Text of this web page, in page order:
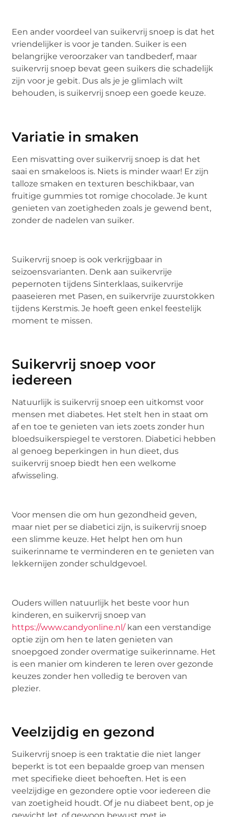
Een ander voordeel van suikervrij snoep is dat het
vriendelijker is voor je tanden. Suiker is een
belangrijke veroorzaker van tandbederf, maar
suikervrij snoep bevat geen suikers die schadelijk
zijn voor je gebit. Dus als je je glimlach wilt
behouden, is suikervrij snoep een goede keuze.
Variatie in smaken
Een misvatting over suikervrij snoep is dat het
saai en smakeloos is. Niets is minder waar! Er zijn
talloze smaken en texturen beschikbaar, van
fruitige gummies tot romige chocolade. Je kunt
genieten van zoetigheden zoals je gewend bent,
zonder de nadelen van suiker.
Suikervrij snoep is ook verkrijgbaar in
seizoensvarianten. Denk aan suikervrije
pepernoten tijdens Sinterklaas, suikervrije
paaseieren met Pasen, en suikervrije zuurstokken
tijdens Kerstmis. Je hoeft geen enkel feestelijk
moment te missen.
Suikervrij snoep voor
iedereen
Natuurlijk is suikervrij snoep een uitkomst voor
mensen met diabetes. Het stelt hen in staat om
af en toe te genieten van iets zoets zonder hun
bloedsuikerspiegel te verstoren. Diabetici hebben
al genoeg beperkingen in hun dieet, dus
suikervrij snoep biedt hen een welkome
afwisseling.
Voor mensen die om hun gezondheid geven,
maar niet per se diabetici zijn, is suikervrij snoep
een slimme keuze. Het helpt hen om hun
suikerinname te verminderen en te genieten van
lekkernijen zonder schuldgevoel.
Ouders willen natuurlijk het beste voor hun
kinderen, en suikervrij snoep van
https://www.candyonline.nl/kan een verstandige
optie zijn om hen te laten genieten van
snoepgoed zonder overmatige suikerinname. Het
is een manier om kinderen te leren over gezonde
keuzes zonder hen volledig te beroven van
plezier.
Veelzijdig en gezond
Suikervrij snoep is een traktatie die niet langer
beperkt is tot een bepaalde groep van mensen
met specifieke dieet behoeften. Het is een
veelzijdige en gezondere optie voor iedereen die
van zoetigheid houdt. Of je nu diabeet bent, op je